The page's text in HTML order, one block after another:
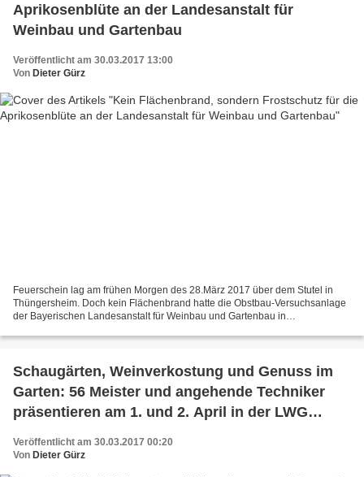
Aprikosenblüte an der Landesanstalt für
Weinbau und Gartenbau
Veröffentlicht am 30.03.2017 13:00
Von Dieter Gürz
Feuerschein lag am frühen Morgen des 28.März 2017 über dem Stutel in
Thüngersheim. Doch kein Flächenbrand hatte die Obstbau-Versuchsanlage
der Bayerischen Landesanstalt für Weinbau und Gartenbau in
Schaugärten, Weinverkostung und Genuss im
Garten: 56 Meister und angehende Techniker
präsentieren am 1. und 2. April in der LWG
Zukunft
Veröffentlicht am 30.03.2017 00:20
Von Dieter Gürz